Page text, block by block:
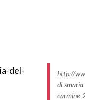
http://
di-